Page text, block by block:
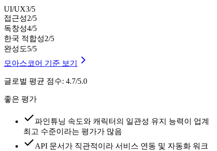
UI/UX3/5
접근성2/5
독창성4/5
한국 적합성2/5
완성도5/5
모아스코어 기준 보기
글로벌 평균 점수: 4.7/5.0
좋은 평가
파인튜닝 속도와 캐릭터의 일관성 유지 능력이 업계
최고 수준이라는 평가가 많음
API 문서가 직관적이라 서비스 연동 및 자동화 워크